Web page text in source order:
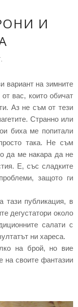
И
вариант на зимните
вас, които обичат
Аз не съм от тези
Странно или
биха ме попитали
така. Не съм
да ме накара да не
Е, със сладките
защото ги
тази публикация, в
дегустатори около
салати с
ни хареса.
на брой, но вие
на своите фантазии